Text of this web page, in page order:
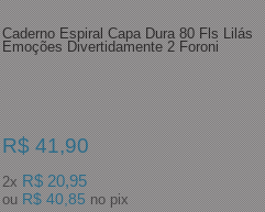
Caderno Espiral Capa Dura 80 Fls Lilás
Emoções Divertidamente 2 Foroni
R$ 41,90
2x R$ 20,95
ou R$ 40,85 no pix